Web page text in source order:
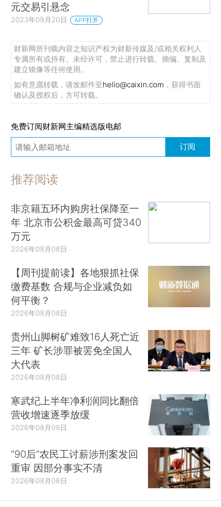
元交易引悬念
2023年09月20日 APP打开
财新网所刊载内容之知识产权为财新传媒及/或相关权利人
专属所有或持有。未经许可，禁止进行转载、摘编、复制及
建立镜像等任何使用。
如有意愿转载，请发邮件至hello@caixin.com ，获得书面
确认及授权后，方可转载。
免费订阅财新网主编精选版电邮
订阅
推荐阅读
非京籍五环内购房社保降至一
年 北京市公积金最高可贷340
万元
2026年08月08日
【周刊提前读】各地狠抓社保
缴费基数 合规与企业减负如
何平衡？
2026年08月08日
贵州山脚树矿难致16人死亡近
三年 矿长涉罪被罢免全国人
大代表
2026年08月08日
寒武纪上半年净利润同比翻倍
营收增速逐季放缓
2026年08月08日
“90后”农民工讨薪涉刑案发回
重审 因部分事实不清
2026年08月08日